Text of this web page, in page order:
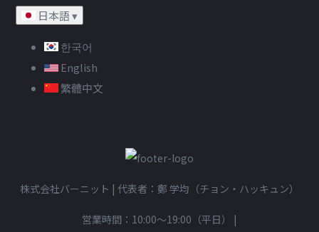
日本語▾
한국어
English
繁體中文
株式会社バーニット | 代表者：鄭 学均（チョン・ハッキュン）
営業時間：10:00〜19:00（平日）
|